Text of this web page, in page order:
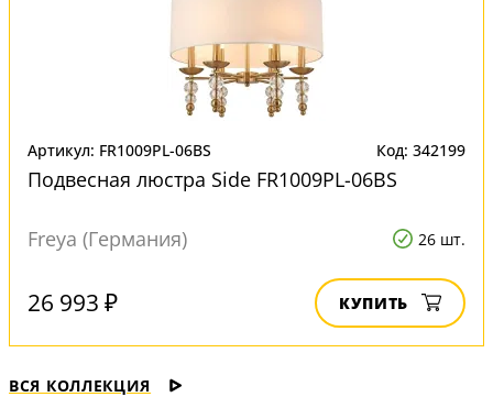
Артикул: FR1009PL-06BS Код: 342199
Подвесная люстра Side FR1009PL-06BS
Freya (Германия) 26 шт.
26 993 ₽ КУПИТЬ
ВСЯ КОЛЛЕКЦИЯ